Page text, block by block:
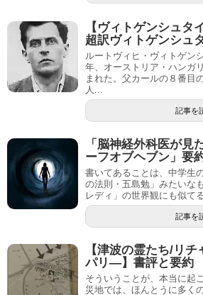
【ヴィトゲンシュタ
超訳ヴィトゲンシュ
ルートヴィヒ・ヴィトゲン
年、オーストリア・ハンガ
まれた。父カールの８番目
人...
記事を
「脳神経外科医が見
ーフオブヘブン」要
書いてあることは、中学生
の法則・五島勉」みたいな
レディ」の世界観にも似て
記事を
【津波の霊たち/リチ
パリ―】書評と要約
そういうことが、本当に起
災地では、ほんとうに多く